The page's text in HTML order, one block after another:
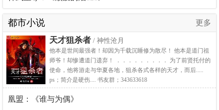
都市小说 更多
天才狙杀者 / 神性沧月
他本是世间最强者！却因为千载沉睡修为散尽！ 他本是道门祖
师爷！却惨遭道门遗弃！ ．．．．．．．．． 为了前贤托付的
使命，他将游走与华夏各地，狙杀各式各样的天才，而后.....
ps；简介是硬伤.... 书友群；343633618
凰盟：《谁与为偶》